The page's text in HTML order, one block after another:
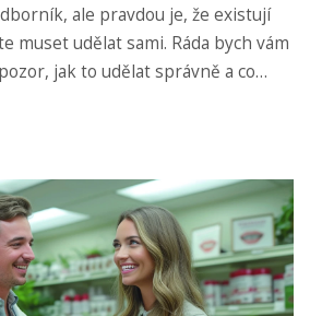
ale pravdou je, že existují
muset udělat sami. Ráda bych vám
jak to udělat správně a co
prvním místě.